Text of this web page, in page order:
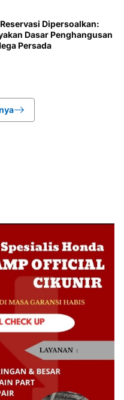
Dipersoalkan:
Dasar Penghangusan
Persada